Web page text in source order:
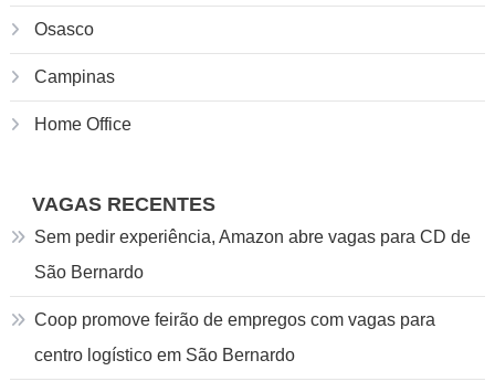
Osasco
Campinas
Home Office
VAGAS RECENTES
Sem pedir experiência, Amazon abre vagas para CD de
São Bernardo
Coop promove feirão de empregos com vagas para
centro logístico em São Bernardo